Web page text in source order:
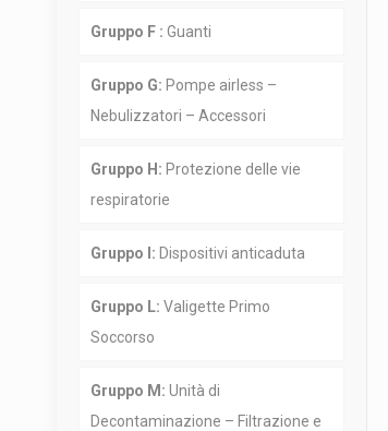
Gruppo F : Guanti
Gruppo G: Pompe airless –
Nebulizzatori – Accessori
Gruppo H: Protezione delle vie
respiratorie
Gruppo I: Dispositivi anticaduta
Gruppo L: Valigette Primo
Soccorso
Gruppo M: Unità di
Decontaminazione – Filtrazione e